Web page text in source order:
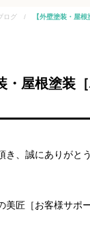
ログ / 【外壁塗装・屋
・屋根塗装
き、誠にありがと
美匠［お客様サポ